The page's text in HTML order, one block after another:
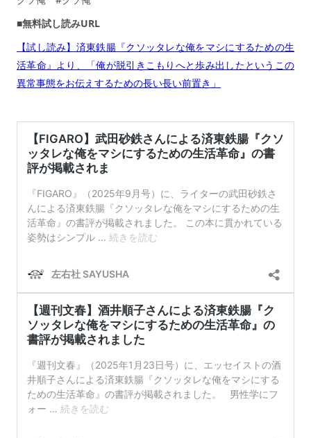
■無料試し読みURL
【試し読み】済東鉄腸『クソッタレな俺をマシにするための生
活革命』より、「俺が脱引きこもりへと歩み出したというこの
異常事態をお伝えするための長い長い前置き」